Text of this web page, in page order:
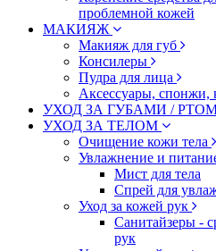
проблемной кожей
МАКИЯЖ
Макияж для губ
Консилеры
Пудра для лица
Аксессуары, спонжи,
УХОД ЗА ГУБАМИ /
УХОД ЗА ТЕЛОМ
Очищение кожи тела
Увлажнение и
Мист для тела
Спрей для
Уход за кожей рук
Санитайзеры -
рук